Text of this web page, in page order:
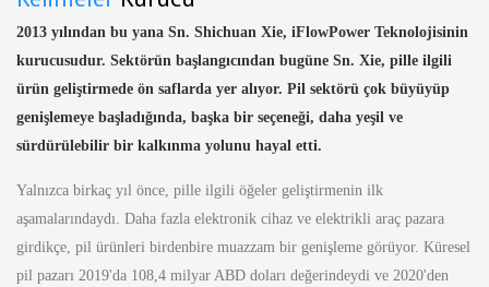
2013 yılından bu yana Sn. Shichuan Xie, iFlowPower Teknolojisinin
kurucusudur. Sektörün başlangıcından bugüne Sn. Xie, pille ilgili
ürün geliştirmede ön saflarda yer alıyor. Pil sektörü çok büyüyüp
genişlemeye başladığında, başka bir seçeneği, daha yeşil ve
sürdürülebilir bir kalkınma yolunu hayal etti.
Yalnızca birkaç yıl önce, pille ilgili öğeler geliştirmenin ilk
aşamalarındaydı. Daha fazla elektronik cihaz ve elektrikli araç pazara
girdikçe, pil ürünleri birdenbire muazzam bir genişleme görüyor. Küresel
pil pazarı 2019'da 108,4 milyar ABD doları değerindeydi ve 2020'den